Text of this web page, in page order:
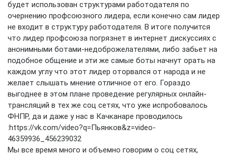
будет использован структурами работодателя по
очернению профсоюзного лидера, если конечно сам лидер
не входит в структуру работодателя. В итоге получится
что лидер профсоюза погрязнет в интернет дискуссиях с
анонимными ботами-недоброжелателями, либо забьет на
подобное общение и эти же самые боты начнут орать на
каждом углу что этот лидер оторвался от народа и не
желает слышать мнение отличное от его. Гораздо
выгоднее в этом плане проведение регулярных онлайн-
трансляций в тех же соц сетях, что уже испробовалось
ФНПР, да и даже у нас в Качканаре проводилось
:https://vk.com/video?q=Пьянков&z=video-
46359936_456239032
Мы все время много и объемно говорим о соц сетях,